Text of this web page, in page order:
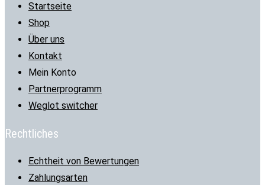
Startseite
Shop
Über uns
Kontakt
Mein Konto
Partnerprogramm
Weglot switcher
Rechtliches
Echtheit von Bewertungen
Zahlungsarten